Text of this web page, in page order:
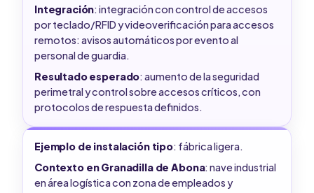
Integración: integración con control de accesos
por teclado/RFID y videoverificación para accesos
remotos: avisos automáticos por evento al
personal de guardia.
Resultado esperado: aumento de la seguridad
perimetral y control sobre accesos críticos, con
protocolos de respuesta definidos.
Ejemplo de instalación tipo: fábrica ligera.
Contexto en Granadilla de Abona: nave industrial
en área logística con zona de empleados y